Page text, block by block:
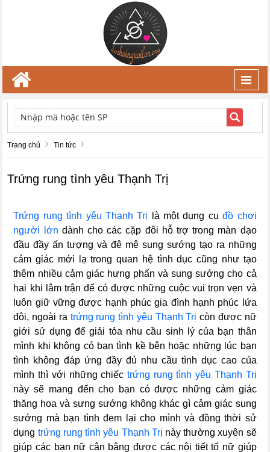
TÌM KIẾM
Trang chủ Tin tức
Trứng rung tình yêu Thạnh Trị
Trứng rung tình yêu Thạnh Trị là một dụng cụđồ chơi
người lớn dành cho các cặp đôi hỗ trợ trong màn dạo
đầu đầy ấn tượng và đê mê sung sướng tạo ra những
cảm giác mới lạ trong quan hệ tình dục cũng như tạo
thêm nhiều cảm giác hưng phấn và sung sướng cho cả
hai khi lâm trận để có được những cuộc vui trọn vẹn và
luôn giữ vững được hạnh phúc gia đình hạnh phúc lứa
đôi, ngoài ra trứng rung tình yêu Thạnh Trị còn được nữ
giới sử dụng để giải tỏa nhu cầu sinh lý của bạn thân
mình khi không có bạn tình kề bên hoặc những lúc bạn
tình không đáp ứng đầy đủ nhu cầu tình dục cao của
mình thì với những chiếc trứng rung tình yêu Thạnh Trị
này sẽ mang đến cho bạn có được những cảm giác
thăng hoa và sưng sướng không khác gì cảm giác sung
sướng mà bạn tình đem lại cho mình và đồng thời sử
dụng trứng rung tình yêu Thạnh Trị này thường xuyên sẽ
giúp các bạn nữ cân bằng được các nội tiết tố nữ giúp